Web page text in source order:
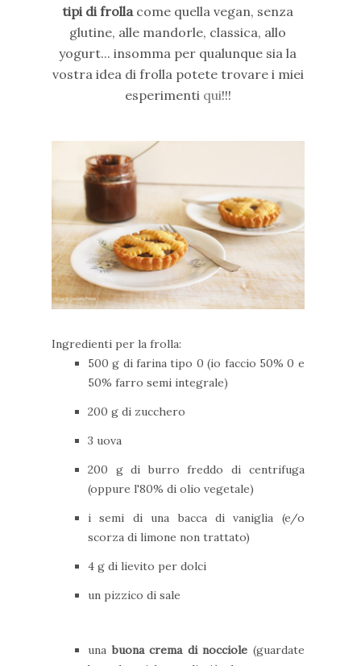
tipi di frollacome quella vegan, senza
glutine, alle mandorle, classica, allo
yogurt... insomma per qualunque sia la
vostra idea di frolla potete trovare i miei
esperimenti qui!!!
Ingredienti per la frolla:
500 g di farina tipo 0 (io faccio 50% 0 e
50% farro semi integrale)
200 g di zucchero
3 uova
200 g di burro freddo di centrifuga
(oppure l'80% di olio vegetale)
i semi di una bacca di vaniglia (e/o
scorza di limone non trattato)
4 g di lievito per dolci
un pizzico di sale
una buona crema di nocciole (guardate